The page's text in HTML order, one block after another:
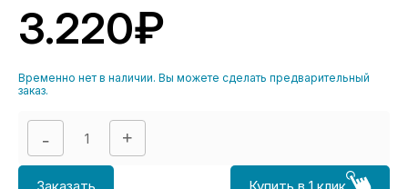
3.220₽
Временно нет в наличии. Вы можете сделать предварительный
заказ.